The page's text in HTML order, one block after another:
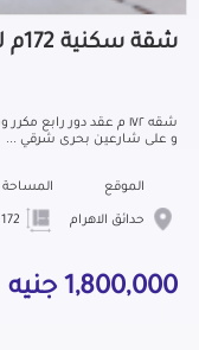
شقة سكنية 172م للبيع كاش بحدائق الاهرام الجيزة
و على شارعين بحرى شرقي ...
الموقع
حدائق الاهرام
المساحة
1,800,000 جنيه